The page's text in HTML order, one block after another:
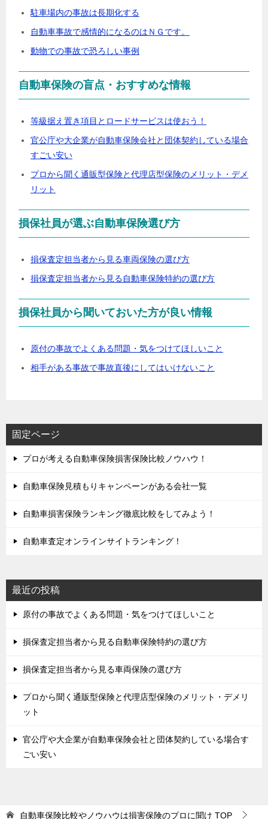
駐車場内の事故は長期化する
自動車事故で感情的になるのはＮＧです。
動物での事故で恐ろしい事例
自動車保険の盲点・おすすめな情報
等級据え置き項目とロードサービスは使おう！
官公庁や大企業が自動車保険会社と団体契約している場合
すごい安い
プロから聞く通販型保険と代理店型保険のメリット・デメ
リット
損保社員が選ぶ自動車保険選び方
損保査定担当者から見る車両保険の選び方
損保査定担当者から見る自動車保険特約の選び方
損保社員から聞いておいた方が良い情報
原付の事故でよくある問題・気をつけてほしいこと
相手がある事故で事故直後にしてはいけないこと
固定ページ
プロが考える自動車保険損害保険比較ノウハウ！
自動車保険見積もりキャンペーンがある会社一覧
自動車損害保険ランキング徹底比較をしてみよう！
自動車査定オンラインサイトランキング！
最近の投稿
原付の事故でよくある問題・気をつけてほしいこと
損保査定担当者から見る自動車保険特約の選び方
損保査定担当者から見る車両保険の選び方
プロから聞く通販型保険と代理店型保険のメリット・デメリ
ット
官公庁や大企業が自動車保険会社と団体契約している場合す
ごい安い
自動車保険比較やノウハウは損害保険のプロに聞け TOP